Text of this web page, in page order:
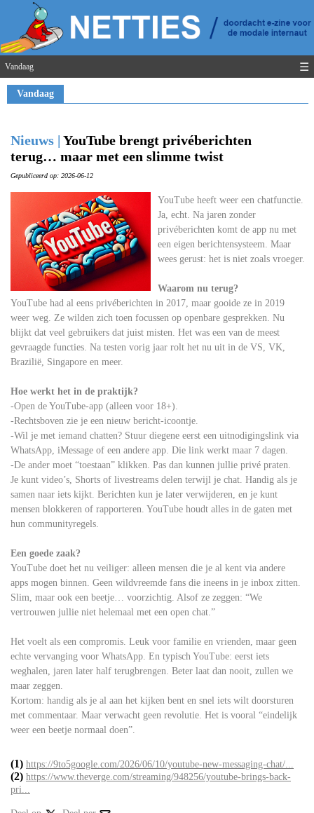
Vandaag ☰
Vandaag
Nieuws | YouTube brengt privéberichten
terug… maar met een slimme twist
Gepubliceerd op: 2026-06-12
YouTube heeft weer een chatfunctie.
Ja, echt. Na jaren zonder
privéberichten komt de app nu met
een eigen berichtensysteem. Maar
wees gerust: het is niet zoals vroeger.
Waarom nu terug?
YouTube had al eens privéberichten in 2017, maar gooide ze in 2019
weer weg. Ze wilden zich toen focussen op openbare gesprekken. Nu
blijkt dat veel gebruikers dat juist misten. Het was een van de meest
gevraagde functies. Na testen vorig jaar rolt het nu uit in de VS, VK,
Brazilië, Singapore en meer.
Hoe werkt het in de praktijk?
-Open de YouTube-app (alleen voor 18+).
-Rechtsboven zie je een nieuw bericht-icoontje.
-Wil je met iemand chatten? Stuur diegene eerst een uitnodigingslink via
WhatsApp, iMessage of een andere app. Die link werkt maar 7 dagen.
-De ander moet “toestaan” klikken. Pas dan kunnen jullie privé praten.
Je kunt video’s, Shorts of livestreams delen terwijl je chat. Handig als je
samen naar iets kijkt. Berichten kun je later verwijderen, en je kunt
mensen blokkeren of rapporteren. YouTube houdt alles in de gaten met
hun communityregels.
Een goede zaak?
YouTube doet het nu veiliger: alleen mensen die je al kent via andere
apps mogen binnen. Geen wildvreemde fans die ineens in je inbox zitten.
Slim, maar ook een beetje… voorzichtig. Alsof ze zeggen: “We
vertrouwen jullie niet helemaal met een open chat.”
Het voelt als een compromis. Leuk voor familie en vrienden, maar geen
echte vervanging voor WhatsApp. En typisch YouTube: eerst iets
weghalen, jaren later half terugbrengen. Beter laat dan nooit, zullen we
maar zeggen.
Kortom: handig als je al aan het kijken bent en snel iets wilt doorsturen
met commentaar. Maar verwacht geen revolutie. Het is vooral “eindelijk
weer een beetje normaal doen”.
(1) https://9to5google.com/2026/06/10/youtube-new-messaging-chat/...
(2) https://www.theverge.com/streaming/948256/youtube-brings-back-
pri...